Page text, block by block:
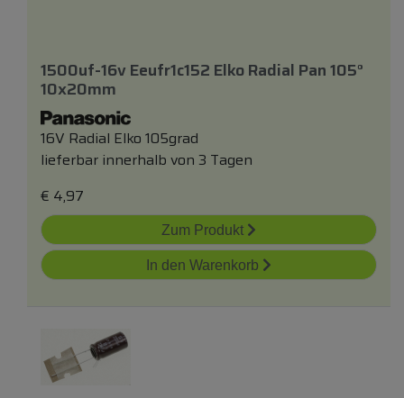
1500uf-16v Eeufr1c152 Elko Radial Pan 105°
10x20mm
16V Radial Elko 105grad
lieferbar innerhalb von 3 Tagen
€ 4,97
Zum Produkt
In den Warenkorb